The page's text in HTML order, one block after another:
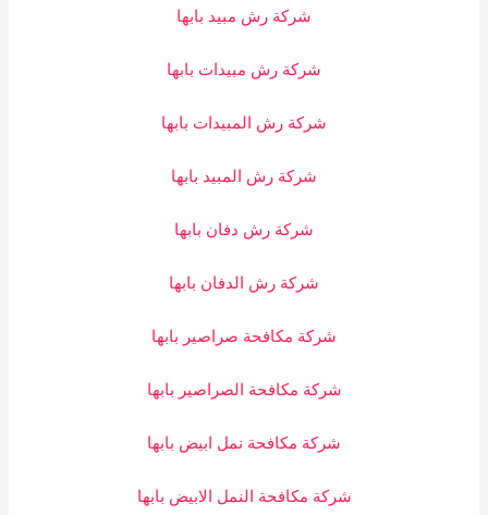
شركة رش مبيد بابها
شركة رش مبيدات بابها
شركة رش المبيدات بابها
شركة رش المبيد بابها
شركة رش دفان بابها
شركة رش الدفان بابها
شركة مكافحة صراصير بابها
شركة مكافحة الصراصير بابها
شركة مكافحة نمل ابيض بابها
شركة مكافحة النمل الابيض بابها